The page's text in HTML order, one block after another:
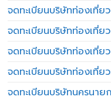
จดทะเบียนบริษัทท่องเที่ย
จดทะเบียนบริษัทท่องเที่ย
จดทะเบียนบริษัทท่องเที่ย
จดทะเบียนบริษัทท่องเที่ย
จดทะเบียนบริษัทนครนายก